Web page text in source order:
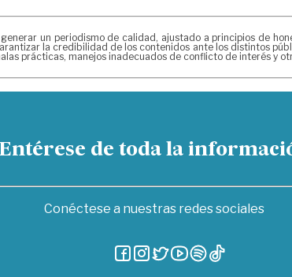
generar un periodismo de calidad, ajustado a principios de
la credibilidad de los contenidos ante los distintos
prácticas, manejos inadecuados de conflicto de interés y
Entérese de toda la
Conéctese a nuestras redes sociales